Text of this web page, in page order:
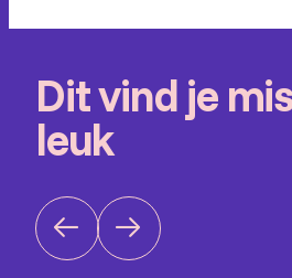
Dit vind je
leuk